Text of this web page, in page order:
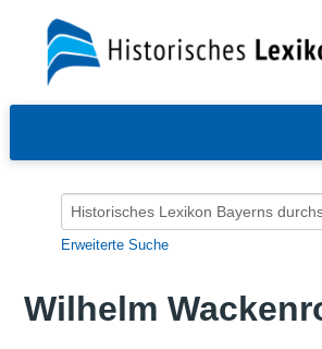
Erweiterte Suche
Wilhelm